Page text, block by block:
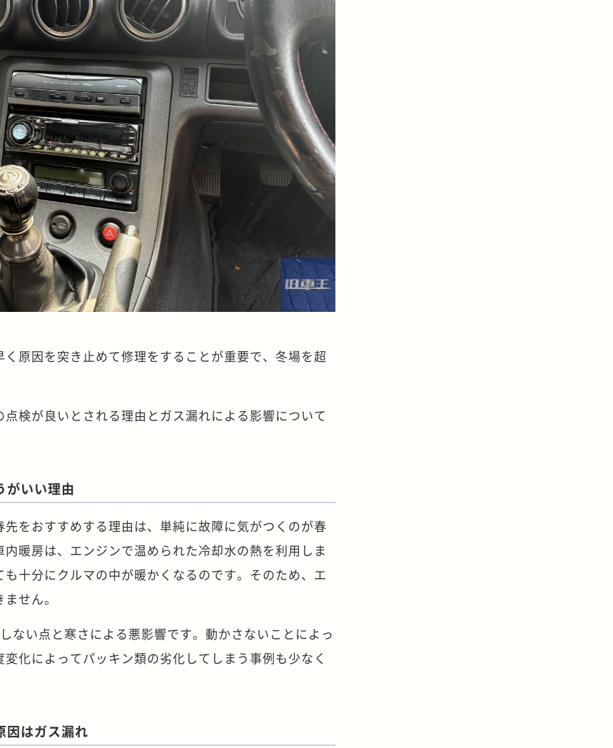
原因を突き止めて修理をすることが重要で、冬場を超
検が良いとされる理由とガス漏れによる影響について
がいい理由
をおすすめする理由は、単純に故障に気がつくのが春
暖房は、エンジンで温められた冷却水の熱を利用しま
十分にクルマの中が暖かくなるのです。そのため、エ
せん。
ない点と寒さによる悪影響です。動かさないことによっ
化によってパッキン類の劣化してしまう事例も少なく
因はガス漏れ